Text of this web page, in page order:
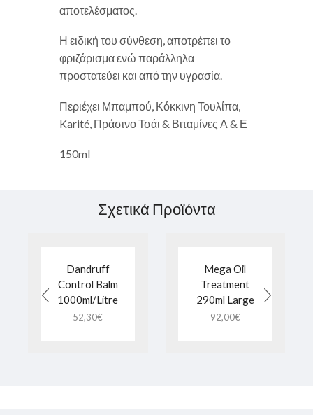
αποτελέσματος.
Η ειδική του σύνθεση, αποτρέπει το
φριζάρισμα ενώ παράλληλα
προστατεύει και από την υγρασία.
Περιέχει Μπαμπού, Κόκκινη Τουλίπα,
Karité, Πράσινο Τσάι & Βιταμίνες Α & Ε
150ml
Σχετικά Προϊόντα
Dandruff
Control Balm
1000ml/Litre
52,30€
Mega Oil
Treatment
290ml Large
92,00€